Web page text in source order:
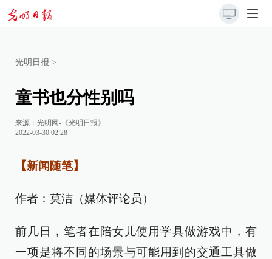
光明日报 >
童书也分性别吗
来源： 光明网-《光明日报》
2022-03-30 02:28
【新闻随笔】
作者：莫洁（媒体评论员）
前几日，笔者在陪女儿使用学具做游戏中，有
一项是将不同的场景与可能用到的交通工具做